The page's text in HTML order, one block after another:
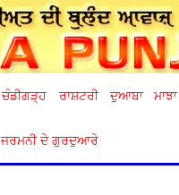
ਚੰਡੀਗੜ੍ਹ ਰਾਸ਼ਟਰੀ ਦੁਆਬਾ ਮਾਝਾ
ਜਰਮਨੀ ਦੇ ਗੁਰਦੁਆਰੇ